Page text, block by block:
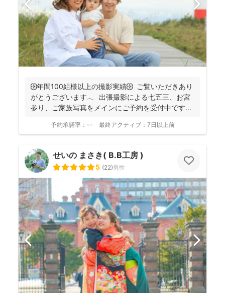
🌼年間100組様以上の撮影実績🌼 ご覧いただきあり
がとうございます𓂃 ⁡ 出張撮影による七五三、お宮
参り、ご家族写真をメインにご予約を受付中です...
予約承諾率： -- 最終アクティブ： 7日以上前
せいの まさき( B.B工房 )
5 (22)男性